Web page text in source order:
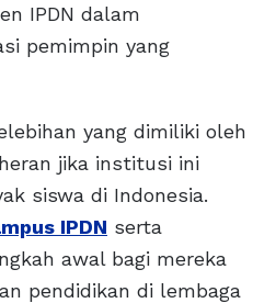
IPDN dalam
pemimpin yang
yang dimiliki oleh
jika institusi ini
siswa di Indonesia.
IPDN serta
awal bagi mereka
pendidikan di lembaga